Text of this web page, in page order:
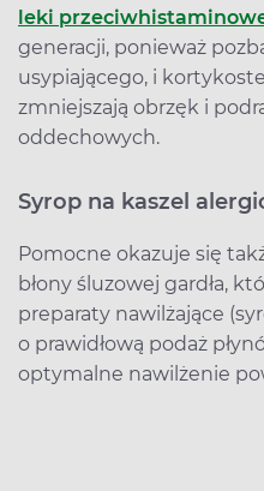
leki
generacji, ponieważ
usypiającego, i
zmniejszają obrzęk i
oddechowych.
Syrop na kaszel
Pomocne okazuje się
błony śluzowej gardła,
preparaty nawilżające
o prawidłową podaż
optymalne nawilżenie